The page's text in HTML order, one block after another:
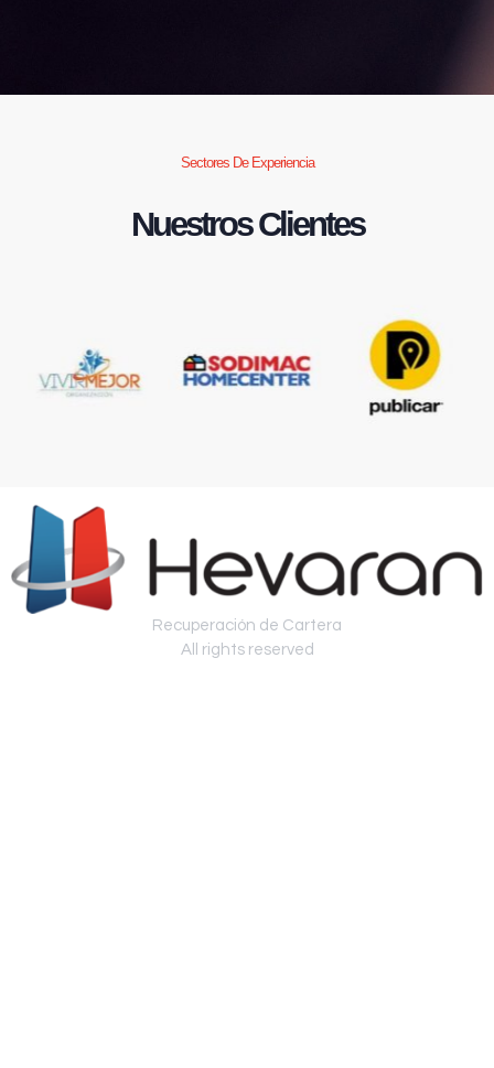
Sectores De Experiencia
Nuestros Clientes
Recuperación de Cartera
All rights reserved